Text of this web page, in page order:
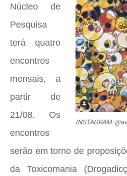
INSTAGRAM:
Núcleo de
Pesquisa
terá quatro
encontros
mensais, a
partir de
21/08. Os
encontros
serão em torno de
da Toxicomania